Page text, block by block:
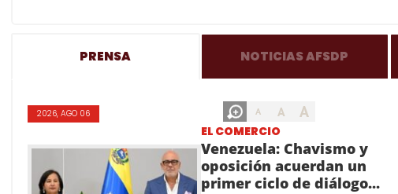
PRENSA NOTICIAS AFSDP
A A A
2026, AGO 06
EL COMERCIO
Venezuela: Chavismo y
oposición acuerdan un
primer ciclo de diálogo...